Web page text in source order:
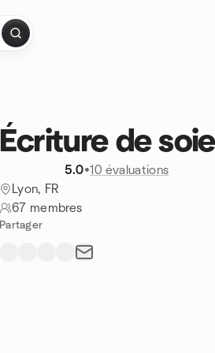
Écriture de soie
5.0•10 évaluations
Lyon, FR
67 membres
Partager